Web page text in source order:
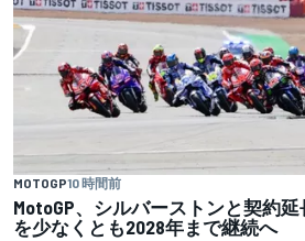
MOTOGP10 時間前
MotoGP、シルバーストンと契約
を少なくとも2028年まで継続へ